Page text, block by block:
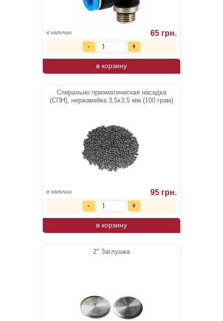
в наличии 65 грн.
в корзину
Спирально призматическая насадка
(СПН), нержавейка 3,5х3,5 мм (100 грам)
в наличии 95 грн.
в корзину
2" Заглушка